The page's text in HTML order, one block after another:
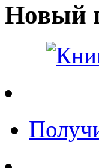
Новый